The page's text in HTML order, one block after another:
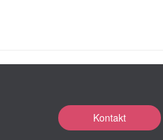
Kontakt